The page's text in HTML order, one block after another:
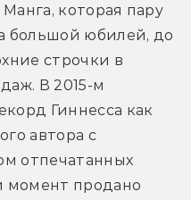
которая пару
большой юбилей, до
строчки в
В 2015-м
Гиннесса как
автора с
отпечатанных
момент продано